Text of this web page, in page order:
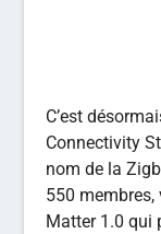
C’est
Connectivity
nom de la
550
Matter 1.0 qui